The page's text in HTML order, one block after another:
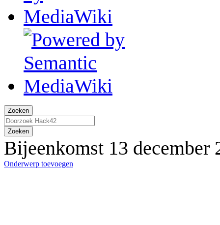
Zoeken
Zoeken
Bijeenkomst 13 december
Onderwerp toevoegen